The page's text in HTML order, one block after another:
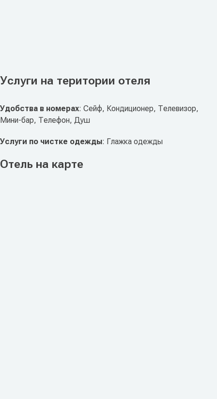
Услуги на територии отеля
Удобства в номерах: Сейф, Кондиционер, Телевизор,
Мини-бар, Телефон, Душ
Услуги по чистке одежды: Глажка одежды
Отель на карте